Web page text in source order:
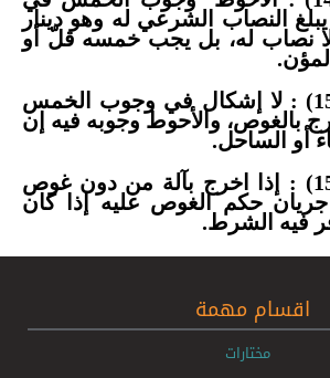
النصاب الشرعي له وهو دينار
لا نصاب له، بل يجب خمسه قلّ أو
(مسألة 1500) : لا إشكال في وجوب الخمس
بالغوص، والأحوط وجوبه فيه إن
أو الساحل.
(مسالة 1501) : إذا اخرج بآلة من دون غوص
جريان حكم الغوص عليه إذا كان
فيه الشرط.
اقسام مهمة
مختارات